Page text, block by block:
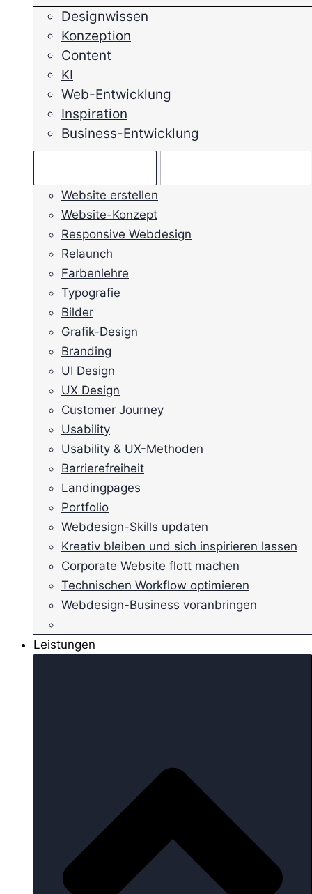
Designwissen
Konzeption
Content
KI
Web-Entwicklung
Inspiration
Business-Entwicklung
Website erstellen
Website-Konzept
Responsive Webdesign
Relaunch
Farbenlehre
Typografie
Bilder
Grafik-Design
Branding
UI Design
UX Design
Customer Journey
Usability
Usability & UX-Methoden
Barrierefreiheit
Landingpages
Portfolio
Webdesign-Skills updaten
Kreativ bleiben und sich inspirieren lassen
Corporate Website flott machen
Technischen Workflow optimieren
Webdesign-Business voranbringen
Leistungen